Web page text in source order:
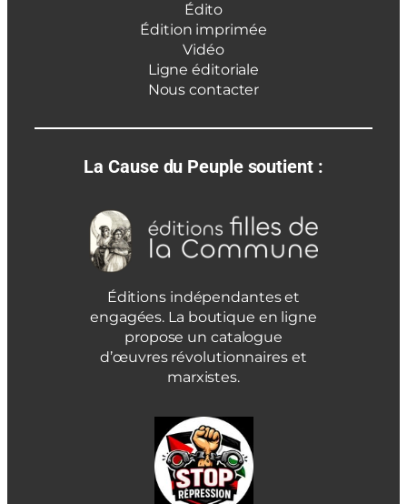
Édito
Édition imprimée
Vidéo
Ligne éditoriale
Nous contacter
La Cause du Peuple soutient :
Éditions indépendantes et
engagées. La boutique en ligne
propose un catalogue
d’œuvres révolutionnaires et
marxistes.